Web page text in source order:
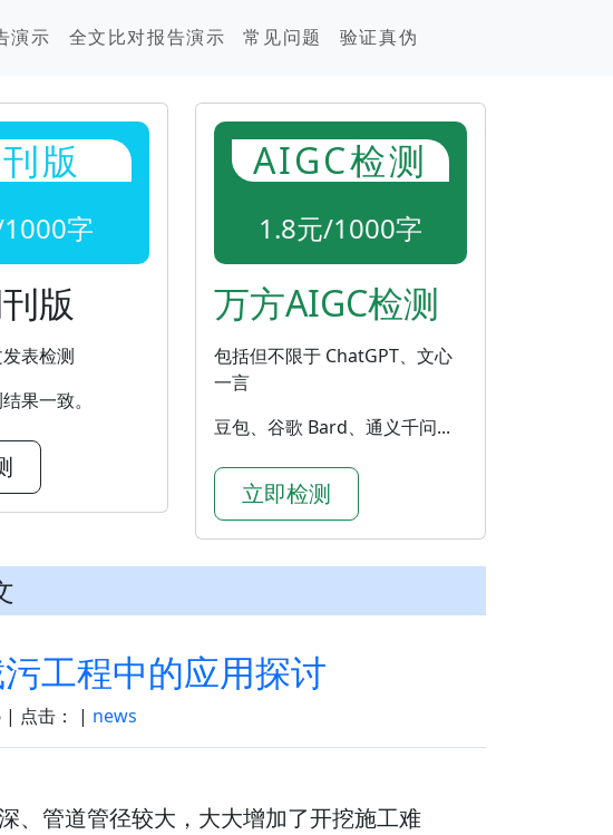
演示 全文比对报告演示 常见问题 验证真伪
版
字
版
表检测
果一致。
AIGC检测
1.8元/1000字
万方AIGC检测
包括但不限于 ChatGPT、文心
一言
豆包、谷歌 Bard、通义千问...
立即检测
工程中的应用探讨
点击： | news
、管道管径较大，大大增加了开挖施工难